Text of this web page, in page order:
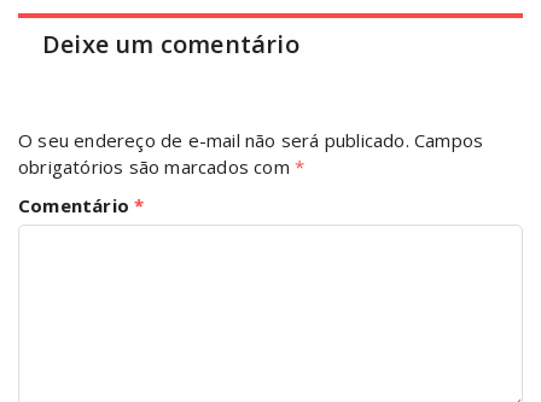
Deixe um comentário
O seu endereço de e-mail não será publicado. Campos
obrigatórios são marcados com *
Comentário*